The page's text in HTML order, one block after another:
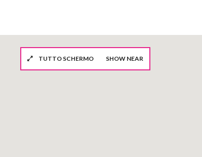
TUTTO SCHERMO SHOW NEAR